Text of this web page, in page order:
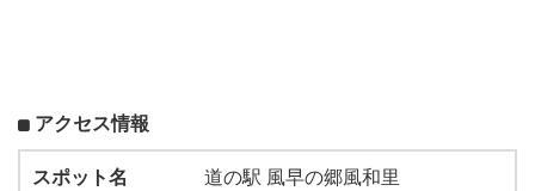
アクセス情報
スポット名
道の駅 風早の郷風和里